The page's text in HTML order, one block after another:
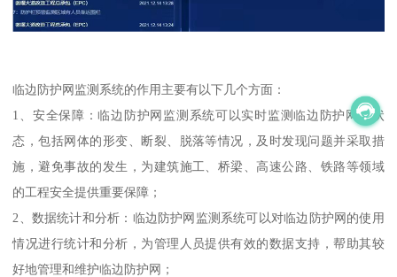
临边防护网监测系统的作用主要有以下几个方面：
1、安全保障：临边防护网监测系统可以实时监测临边防护网的状
态，包括网体的形变、断裂、脱落等情况，及时发现问题并采取措
施，避免事故的发生，为建筑施工、桥梁、高速公路、铁路等领域
的工程安全提供重要保障；
2、数据统计和分析：临边防护网监测系统可以对临边防护网的使用
情况进行统计和分析，为管理人员提供有效的数据支持，帮助其较
好地管理和维护临边防护网；